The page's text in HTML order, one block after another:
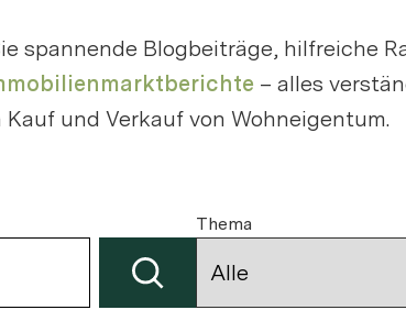
Login
spannende Blogbeiträge, hilfreiche
– alles
und Verkauf von Wohneigentum.
Thema